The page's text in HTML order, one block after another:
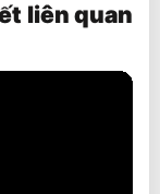
liên quan